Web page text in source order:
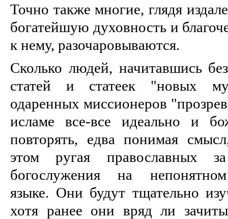
Точно также многие, глядя
богатейшую духовность и
к нему, разочаровываются.
Сколько людей, начитавшись
статей и статеек "новых
одаренных миссионеров
исламе все-все идеально и
повторять, едва понимая
этом ругая православных
богослужения на непонятном
языке. Они будут тщательно
хотя ранее они вряд ли